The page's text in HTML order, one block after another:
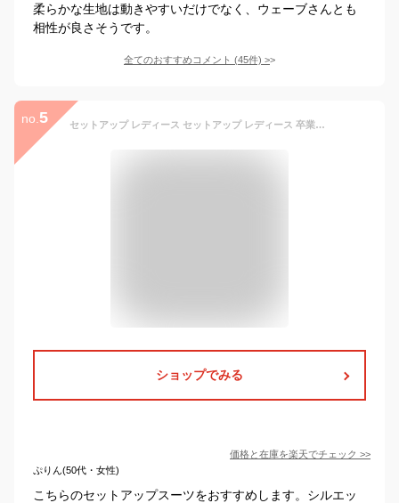
柔らかな生地は動きやすいだけでなく、ウェーブさんとも
相性が良さそうです。
全てのおすすめコメント (45件) >
no. 5 セットアップ レディース セットアップ レディース 卒業式 パンツスーツ レディース レディース パンツスーツ カラー スーツ レディース スーツセット スーツ レディース おしゃれ スーツ レディース セットアップ スーツ
ショップでみる
価格と在庫を楽天でチェック >>
ぷりん(50代・女性)
こちらのセットアップスーツをおすすめします。シルエッ